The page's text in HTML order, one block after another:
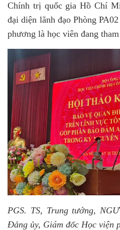
Chính trị quốc gia Hồ Chí
đại diện lãnh đạo Phòng
phương là học viên đang
PGS. TS, Trung tướng,
Đảng ủy, Giám đốc Học viện